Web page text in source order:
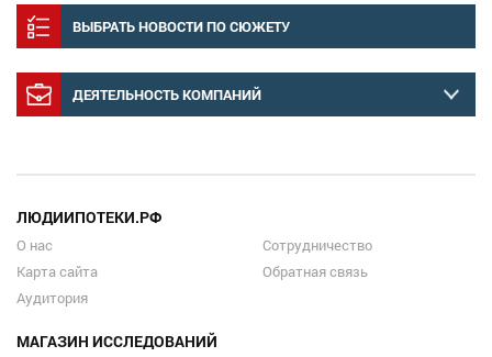
ВЫБРАТЬ НОВОСТИ ПО СЮЖЕТУ
ДЕЯТЕЛЬНОСТЬ КОМПАНИЙ
ЛЮДИИПОТЕКИ.РФ
О нас
Карта сайта
Аудитория
Сотрудничество
Обратная связь
МАГАЗИН ИССЛЕДОВАНИЙ